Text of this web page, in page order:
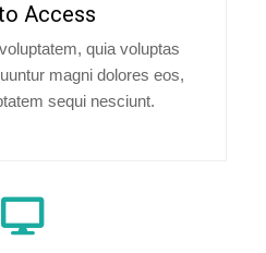
Access
quia voluptas
magni dolores eos,
sequi nesciunt.